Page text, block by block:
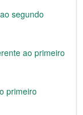
segundo
ao primeiro
primeiro